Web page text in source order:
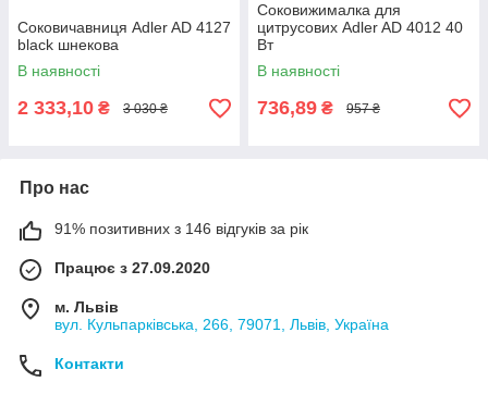
Соковичавниця Adler AD 4127
black шнекова
В наявності
2 333,10 ₴ 3 030 ₴
Соковижималка для
цитрусових Adler AD 4012 40
Вт
В наявності
736,89 ₴ 957 ₴
Про нас
91% позитивних з 146 відгуків за рік
Працює з 27.09.2020
м. Львів
вул. Кульпарківська, 266, 79071, Львів, Україна
Контакти